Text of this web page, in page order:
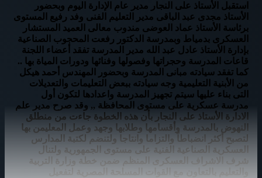
استقبل الأستاذ على النجار مدير عام الإدارة اليوم وبحضور
الأستاذ مجدى عبد الباقى مدير التعليم الفنى وفد رفيع المستوى
برئاسة الأستاذ عماد العوضى مندوب معالى العميد المستشار
العسكرى بدمياط وبمدرسة الدكتور رفعت المحجوب الصناعية
بإدارة الأستاذ عادل عبد الله مدير المدرسة تفقد أعضاء اللجنة
قاعات المدرسة وحجراتها وفصولها وفنائها ودورات المياة بها ..
كما تفقد سيادته مبانى المدرسة وبحضور المهندس أحمد هيكل
من الأبنية التعليمية وجه سيادته ببعض التعليمات والتعديلات
التى بناء عليها سيتم تجهيز المدرسة واعدادها لتكون أول
مدرسة عسكرية على مستوى المحافظة ,, وقد صرح مدير علم
الادارة الأستاذ على النجار بأن هذه الخطوة جاءت من منطلق
النهوض بالمدرسة وأقسامها وطلابها وجهد وعمل المعليمن بها
لتصبح أكثر انضباطاً والتزاما وانتاجا ولتنضم لكتبة المدارس
العسكرية الصناعية الفنية على مستوى الجمهورية ولتنال
شرف الاشراف العسكرى المنظم ضمن خطة وزارة التربية